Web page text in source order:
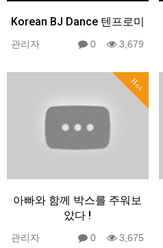
Korean BJ Dance 텐프로미
관리자 0 3,679
Hot
아빠와 함께 박스를 주워보
았다 !
관리자 0 3,675